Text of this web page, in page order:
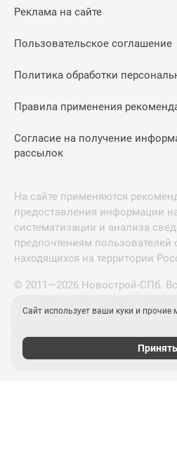
Реклама на сайте
Пользовательское соглашение
Политика обработки
Правила применения
Согласие на получение
рассылок
На сайте применяются
предоставления информации
систематизации и анализа
предпочтениям пользователей
находящихся на территории
© 2011—2026 Новострой-СПб.
Сайт использует ваши куки и прочие
Принять